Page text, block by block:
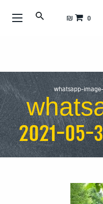
0 ₪
whatsapp-image-
2021-